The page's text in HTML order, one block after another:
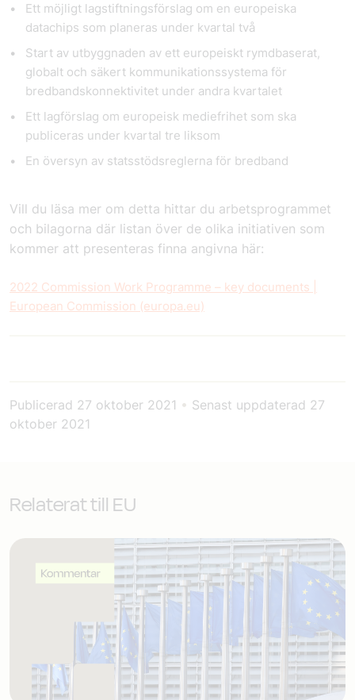
Ett möjligt lagstiftningsförslag om en europeiska
datachips som planeras under kvartal två
Start av utbyggnaden av ett europeiskt rymdbaserat,
globalt och säkert kommunikationssystema för
bredbandskonnektivitet under andra kvartalet
Ett lagförslag om europeisk mediefrihet som ska
publiceras under kvartal tre liksom
En översyn av statsstödsreglerna för bredband
Vill du läsa mer om detta hittar du arbetsprogrammet
och bilagorna där listan över de olika initiativen som
kommer att presenteras finna angivna här:
2022 Commission Work Programme – key documents |
European Commission (europa.eu)
Publicerad 27 oktober 2021 • Senast uppdaterad 27
oktober 2021
Relaterat till EU